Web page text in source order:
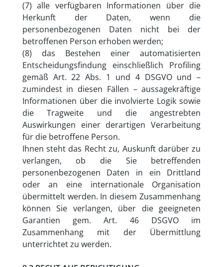
(7) alle verfügbaren Informationen über die
Herkunft der Daten, wenn die
personenbezogenen Daten nicht bei der
betroffenen Person erhoben werden;
(8) das Bestehen einer automatisierten
Entscheidungsfindung einschließlich Profiling
gemäß Art. 22 Abs. 1 und 4 DSGVO und –
zumindest in diesen Fällen – aussagekräftige
Informationen über die involvierte Logik sowie
die Tragweite und die angestrebten
Auswirkungen einer derartigen Verarbeitung
für die betroffene Person.
Ihnen steht das Recht zu, Auskunft darüber zu
verlangen, ob die Sie betreffenden
personenbezogenen Daten in ein Drittland
oder an eine internationale Organisation
übermittelt werden. In diesem Zusammenhang
können Sie verlangen, über die geeigneten
Garantien gem. Art. 46 DSGVO im
Zusammenhang mit der Übermittlung
unterrichtet zu werden.